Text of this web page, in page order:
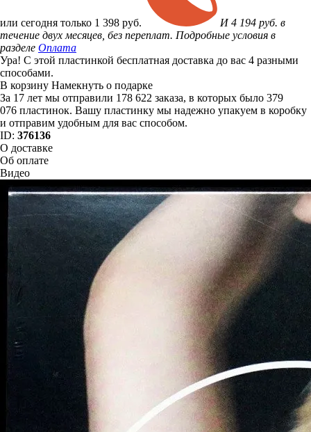
или сегодня только 1 398 руб.
И 4 194 руб. в
течение двух месяцев, без переплат. Подробные условия в
разделе Оплата
Ура! С этой пластинкой бесплатная доставка до вас 4 разными
способами.
В корзину Намекнуть о подарке
За 17 лет мы отправили 178 622 заказа, в которых было 379
076 пластинок. Вашу пластинку мы надежно упакуем в коробку
и отправим удобным для вас способом.
ID: 376136
О доставке
Об оплате
Видео